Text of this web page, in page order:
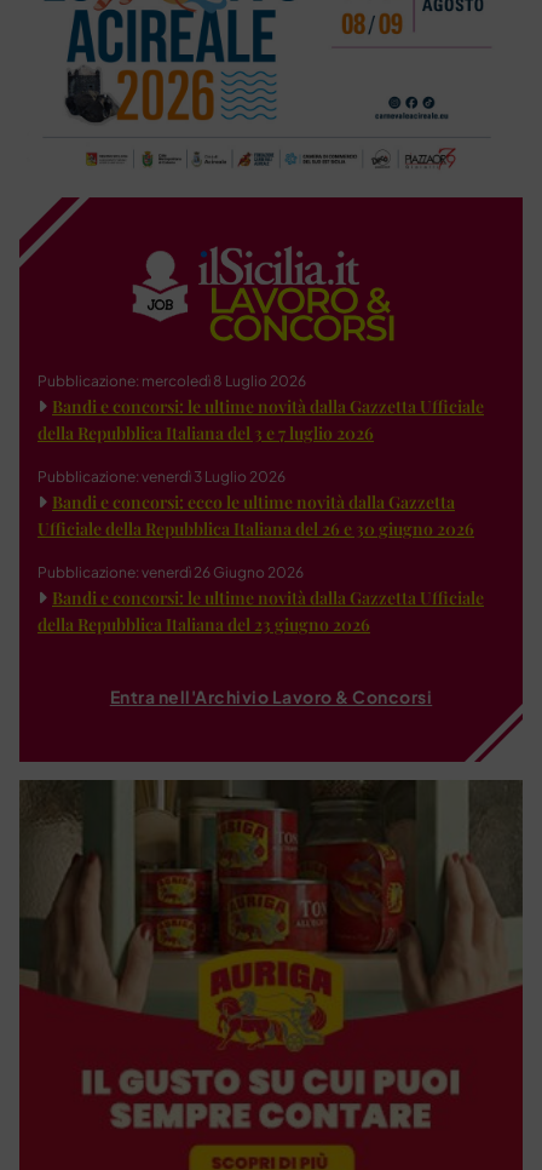
Pubblicazione: mercoledì 8 Luglio 2026
Bandi e concorsi: le ultime novità dalla Gazzetta Ufficiale
della Repubblica Italiana del 3 e 7 luglio 2026
Pubblicazione: venerdì 3 Luglio 2026
Bandi e concorsi: ecco le ultime novità dalla Gazzetta
Ufficiale della Repubblica Italiana del 26 e 30 giugno 2026
Pubblicazione: venerdì 26 Giugno 2026
Bandi e concorsi: le ultime novità dalla Gazzetta Ufficiale
della Repubblica Italiana del 23 giugno 2026
Entra nell'Archivio Lavoro & Concorsi